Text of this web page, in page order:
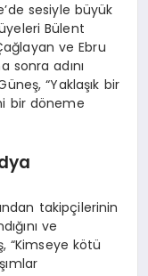
sesiyle büyük
Bülent
ve Ebru
sonra adını
“Yaklaşık bir
bir döneme
takipçilerinin
ve
“Kimseye kötü